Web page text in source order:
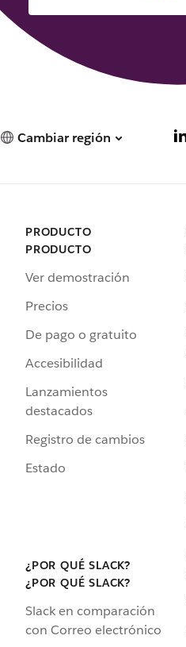
Cambiar región
PRODUCTO
PRODUCTO
Ver demostración
Precios
De pago o gratuito
Accesibilidad
Lanzamientos
destacados
Registro de cambios
Estado
¿POR QUÉ SLACK?
¿POR QUÉ SLACK?
Slack en comparación
con Correo electrónico